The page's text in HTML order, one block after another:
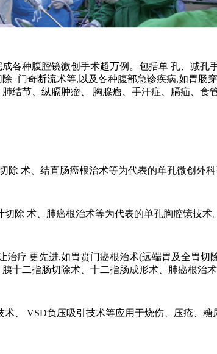
各种腹腔镜微创手术超万例。包括单 孔、减孔
+门奇断流术等,以及各种腹部急诊疾病,如胃肠
节、纵膈肿瘤、 胸腺瘤、手汗症、膈疝、食
术、结直肠癌根治术等为代表的单孔微创外科
除 术、肺癌根治术等为代表的单孔胸腔镜技术。
疗 更先进,如胃贲门癌根治术(远端胃及全胃
二指肠切除术、十二指肠成形术、肺癌根治
、 VSD负压吸引技术等应用于烧伤、压疮、糖